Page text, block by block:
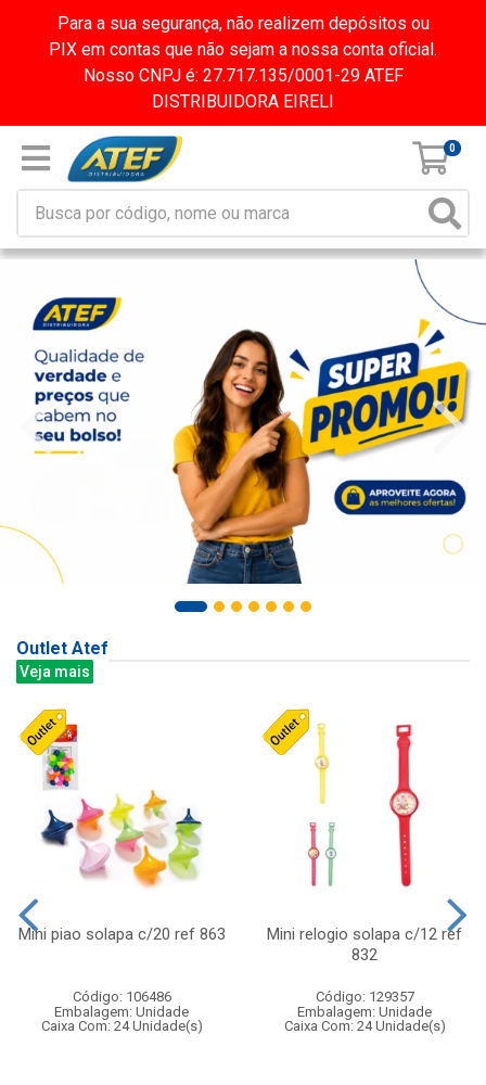
Para a sua segurança, não realizem depósitos ou
PIX em contas que não sejam a nossa conta oficial.
Nosso CNPJ é: 27.717.135/0001-29 ATEF
DISTRIBUIDORA EIRELI
0
Outlet Atef
Veja mais
Mini piao solapa c/20 ref 863
Código: 106486
Embalagem: Unidade
Caixa Com: 24 Unidade(s)
Mini relogio solapa c/12 ref
832
Código: 129357
Embalagem: Unidade
Caixa Com: 24 Unidade(s)